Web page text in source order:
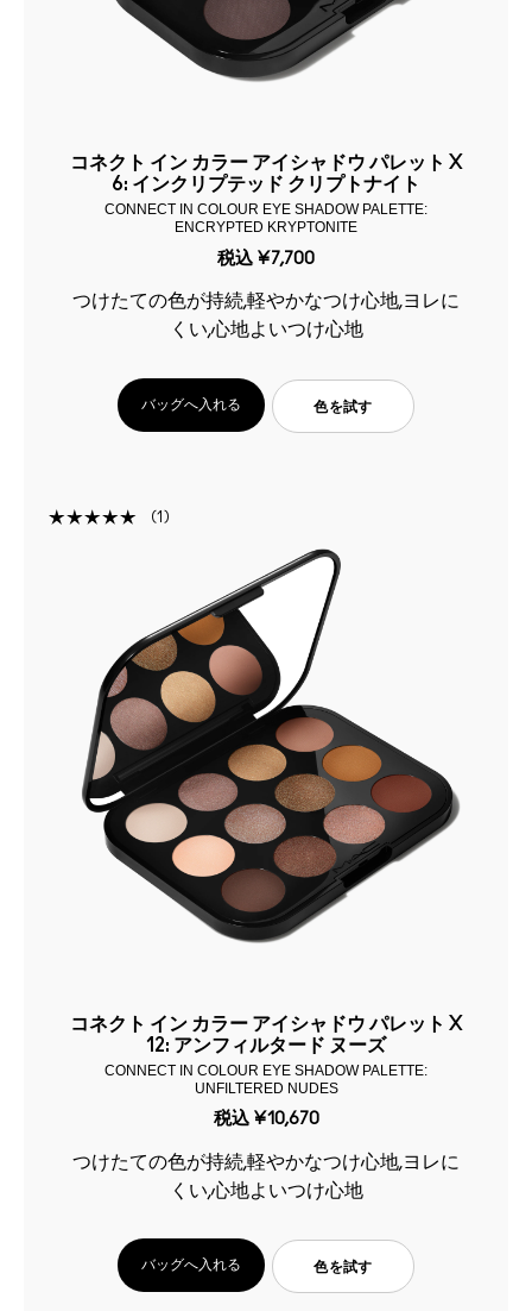
コネクト イン カラー アイシャドウ パレット X
6: インクリプテッド クリプトナイト
CONNECT IN COLOUR EYE SHADOW PALETTE:
ENCRYPTED KRYPTONITE
税込 ¥7,700
つけたての色が持続,軽やかなつけ心地,ヨレに
くい,心地よいつけ心地
バッグへ入れる 色を試す
1
コネクト イン カラー アイシャドウ パレット X
12: アンフィルタード ヌーズ
CONNECT IN COLOUR EYE SHADOW PALETTE:
UNFILTERED NUDES
税込 ¥10,670
つけたての色が持続,軽やかなつけ心地,ヨレに
くい,心地よいつけ心地
バッグへ入れる 色を試す